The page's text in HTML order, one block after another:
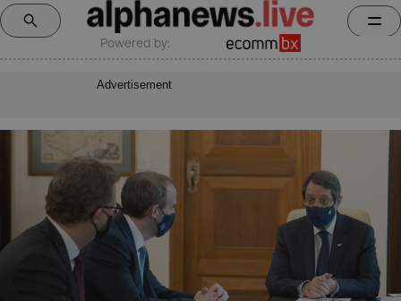
Powered by:
Advertisement